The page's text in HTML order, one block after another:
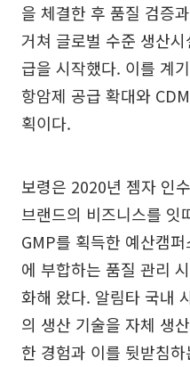
을 체결한 후 품질 검증
거쳐 글로벌 수준 생산
급을 시작했다. 이를 계
항암제 공급 확대와
획이다.
보령은 2020년 젬자 인
브랜드의 비즈니스를 잇
GMP를 획득한 예산캠
에 부합하는 품질 관리
화해 왔다. 알림타 국내
의 생산 기술을 자체 생
한 경험과 이를 뒷받침